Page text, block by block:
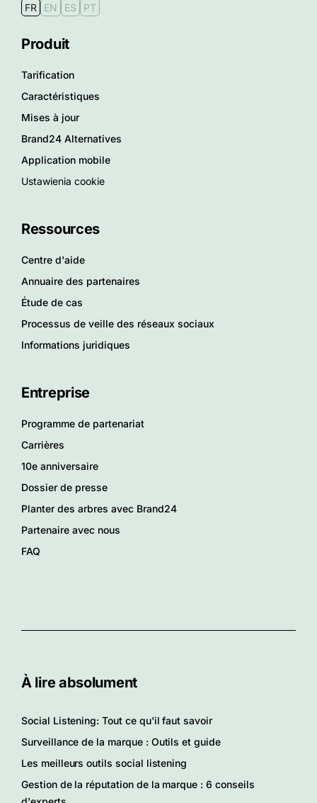
FR EN ES PT
Produit
Tarification
Caractéristiques
Mises à jour
Brand24 Alternatives
Application mobile
Ustawienia cookie
Ressources
Centre d'aide
Annuaire des partenaires
Étude de cas
Processus de veille des réseaux sociaux
Informations juridiques
Entreprise
Programme de partenariat
Carrières
10e anniversaire
Dossier de presse
Planter des arbres avec Brand24
Partenaire avec nous
FAQ
À lire absolument
Social Listening: Tout ce qu'il faut savoir
Surveillance de la marque : Outils et guide
Les meilleurs outils social listening
Gestion de la réputation de la marque : 6 conseils